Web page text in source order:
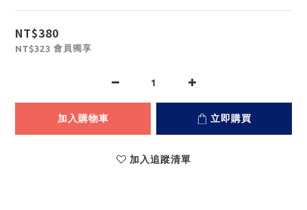
NT$380
NT$323 會員獨享
加入購物車 立即購買
加入追蹤清單